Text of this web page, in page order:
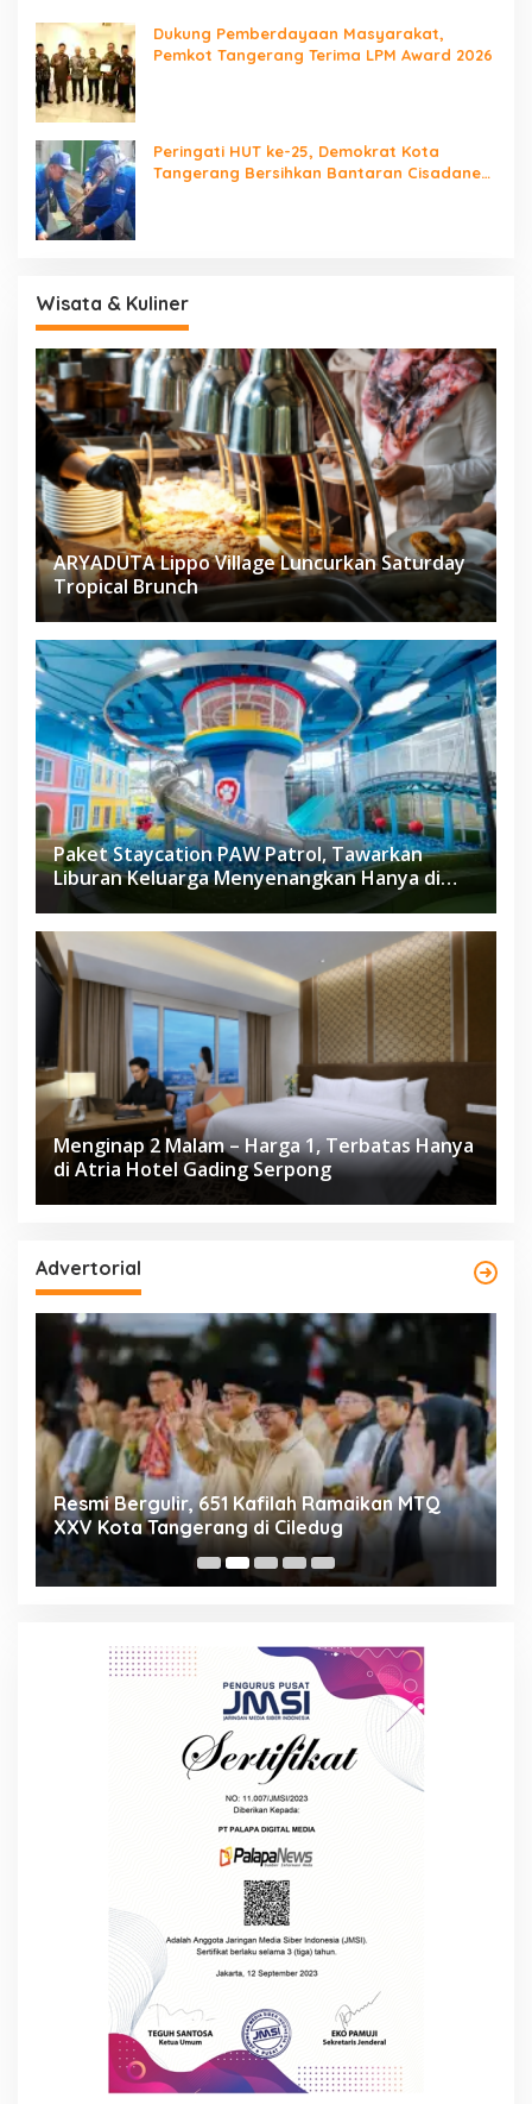
Dukung Pemberdayaan Masyarakat,
Pemkot Tangerang Terima LPM Award 2026
Peringati HUT ke-25, Demokrat Kota
Tangerang Bersihkan Bantaran Cisadane
Wisata & Kuliner
ARYADUTA Lippo Village Luncurkan Saturday
Tropical Brunch
Paket Staycation PAW Patrol, Tawarkan
Liburan Keluarga Menyenangkan Hanya di
Herloom Hotel BSD
Menginap 2 Malam – Harga 1, Terbatas Hanya
di Atria Hotel Gading Serpong
Advertorial
Resmi Bergulir, 651 Kafilah Ramaikan MTQ
XXV Kota Tangerang di Ciledug